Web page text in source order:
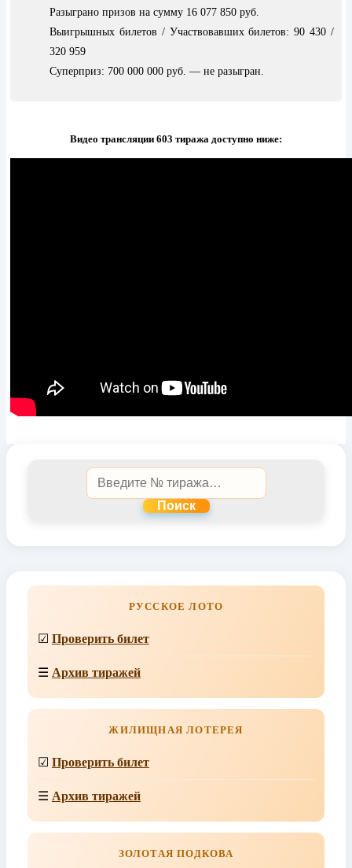
Разыграно призов на сумму 16 077 850 руб.
Выигрышных билетов / Участвовавших билетов: 90 430 /
320 959
Суперприз: 700 000 000 руб. — не разыгран.
Видео трансляции 603 тиража доступно ниже:
Поиск
РУССКОЕ ЛОТО
☑ Проверить билет
☰ Архив тиражей
ЖИЛИЩНАЯ ЛОТЕРЕЯ
☑ Проверить билет
☰ Архив тиражей
ЗОЛОТАЯ ПОДКОВА